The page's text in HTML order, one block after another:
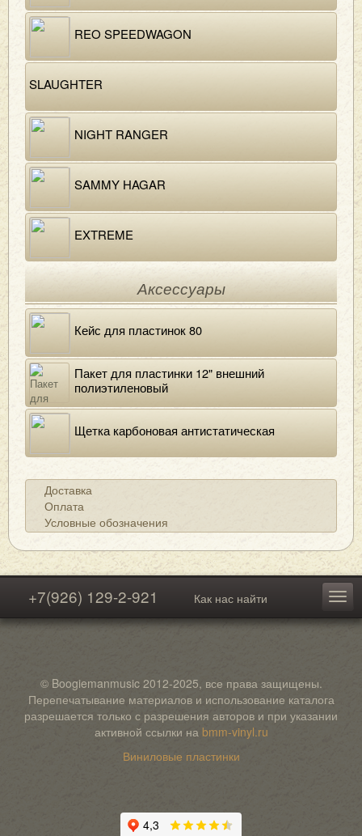
REO SPEEDWAGON
SLAUGHTER
NIGHT RANGER
SAMMY HAGAR
EXTREME
Аксессуары
Кейс для пластинок 80
Пакет для пластинки 12" внешний
полиэтиленовый
Щетка карбоновая антистатическая
Доставка
Оплата
Условные обозначения
+7(926) 129-2-921 Как нас найти
© Boogiemanmusic 2012-2025, все права защищены.
Перепечатывание материалов и использование каталога
разрешается только с разрешения авторов и при указании
активной ссылки на bmm-vinyl.ru
Виниловые пластинки